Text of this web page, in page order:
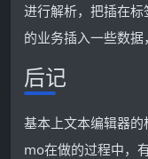
进行解析，把插在
的业务插入一些数
后记
基本上文本编辑器
mo在做的过程中，